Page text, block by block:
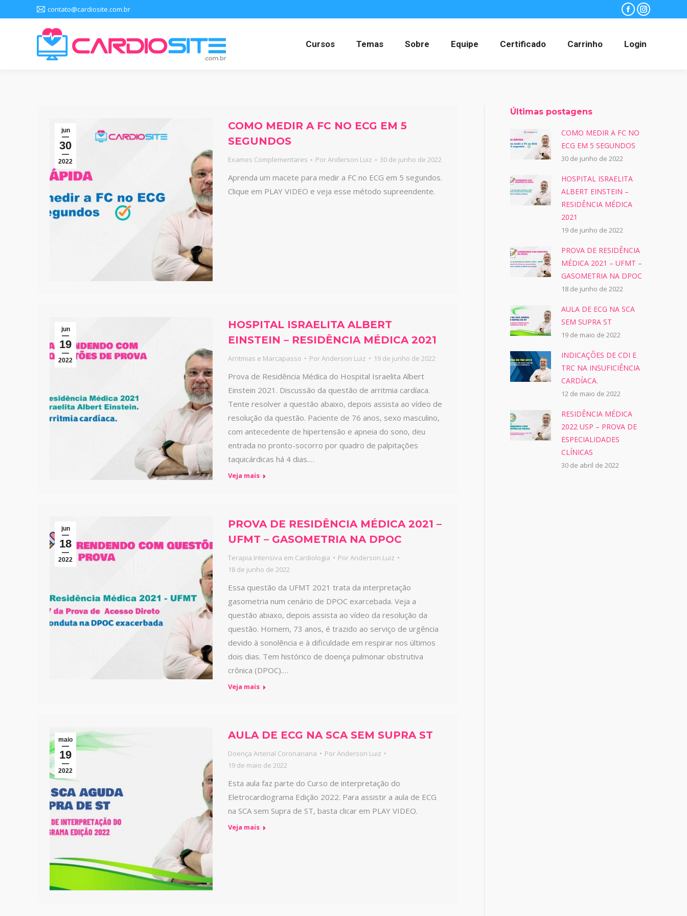
contato@cardiosite.com.br
FacebookInstagram
Cursos Temas Sobre Equipe Certificado Carrinho Login
jun
30
2022
COMO MEDIR A FC NO ECG EM 5
SEGUNDOS
Exames Complementares PorAnderson Luiz 30 de junho de 2022
Aprenda um macete para medir a FC no ECG em 5 segundos.
Clique em PLAY VIDEO e veja esse método supreendente.
jun
19
2022
HOSPITAL ISRAELITA ALBERT
EINSTEIN – RESIDÊNCIA MÉDICA 2021
Arritmias e Marcapasso PorAnderson Luiz 19 de junho de 2022
Prova de Residência Médica do Hospital Israelita Albert
Einstein 2021. Discussão da questão de arritmia cardíaca.
Tente resolver a questão abaixo, depois assista ao vídeo de
resolução da questão. Paciente de 76 anos, sexo masculino,
com antecedente de hipertensão e apneia do sono, deu
entrada no pronto-socorro por quadro de palpitações
taquicárdicas há 4 dias.…
Veja mais
jun
18
2022
PROVA DE RESIDÊNCIA MÉDICA 2021 –
UFMT – GASOMETRIA NA DPOC
Terapia Intensiva em Cardiologia PorAnderson Luiz
18 de junho de 2022
Essa questão da UFMT 2021 trata da interpretação
gasometria num cenário de DPOC exarcebada. Veja a
questão abiaxo, depois assista ao vídeo da resolução da
questão. Homem, 73 anos, é trazido ao serviço de urgência
devido à sonolência e à dificuldade em respirar nos últimos
dois dias. Tem histórico de doença pulmonar obstrutiva
crônica (DPOC).…
Veja mais
maio
19
2022
AULA DE ECG NA SCA SEM SUPRA ST
Doença Arterial Coronariana PorAnderson Luiz
19 de maio de 2022
Esta aula faz parte do Curso de interpretação do
Eletrocardiograma Edição 2022. Para assistir a aula de ECG
na SCA sem Supra de ST, basta clicar em PLAY VIDEO.
Veja mais
Últimas postagens
COMO MEDIR A FC NO
ECG EM 5 SEGUNDOS
30 de junho de 2022
HOSPITAL ISRAELITA
ALBERT EINSTEIN –
RESIDÊNCIA MÉDICA
2021
19 de junho de 2022
PROVA DE RESIDÊNCIA
MÉDICA 2021 – UFMT –
GASOMETRIA NA DPOC
18 de junho de 2022
AULA DE ECG NA SCA
SEM SUPRA ST
19 de maio de 2022
INDICAÇÕES DE CDI E
TRC NA INSUFICIÊNCIA
CARDÍACA.
12 de maio de 2022
RESIDÊNCIA MÉDICA
2022 USP – PROVA DE
ESPECIALIDADES
CLÍNICAS
30 de abril de 2022